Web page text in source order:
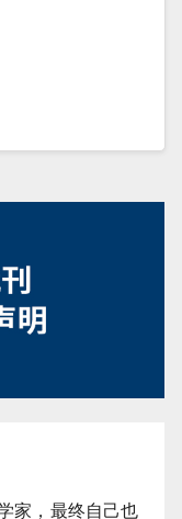
家，最终自己也